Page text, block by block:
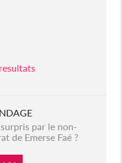
par le non-
de Emerse Faé ?